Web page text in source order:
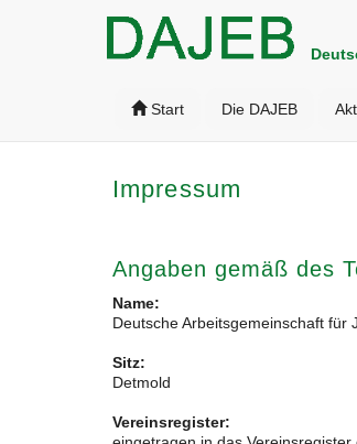
Start Die DAJEB
Impressum
Angaben gemäß des
Name:
Deutsche Arbeitsgemeinschaft für
Sitz:
Detmold
Vereinsregister: